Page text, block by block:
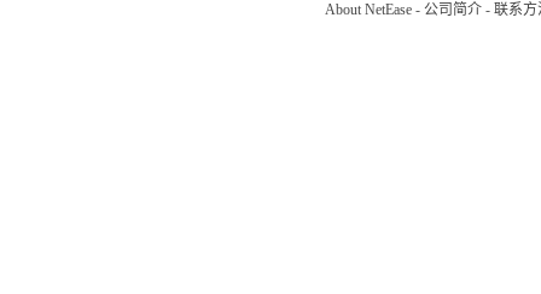
About NetEase - 公司简介 - 联系方